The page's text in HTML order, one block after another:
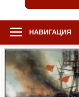
НАВИГАЦИЯ